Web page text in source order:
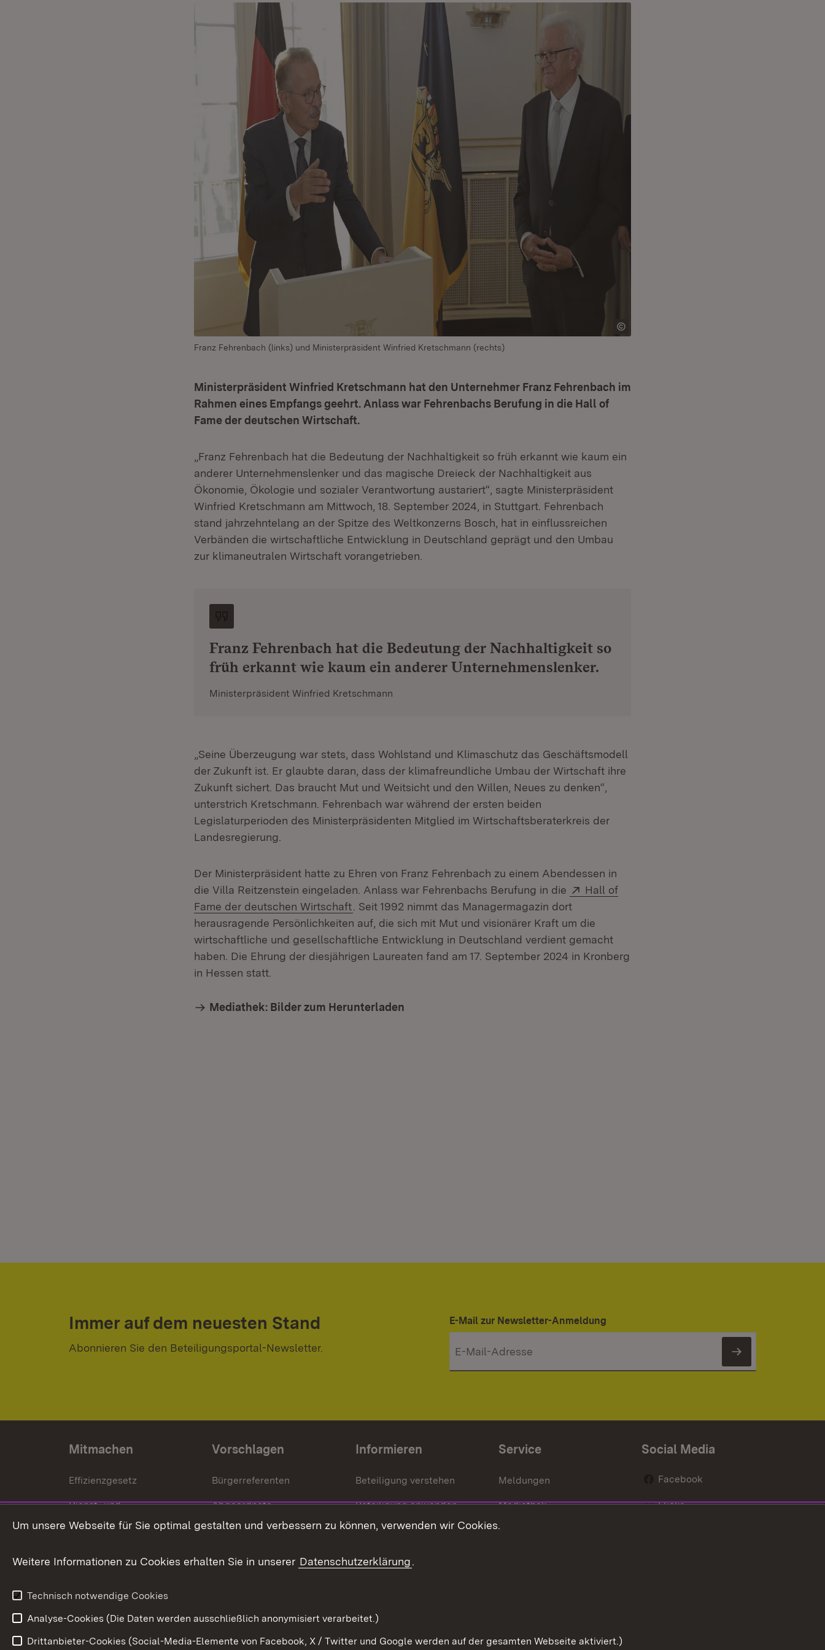
Franz Fehrenbach (links) und Ministerpräsident Winfried Kretschmann (rechts)
Ministerpräsident Winfried Kretschmann hat den Unternehmer Franz Fehrenbach im
Rahmen eines Empfangs geehrt. Anlass war Fehrenbachs Berufung in die Hall of
Fame der deutschen Wirtschaft.
„Franz Fehrenbach hat die Bedeutung der Nachhaltigkeit so früh erkannt wie kaum ein
anderer Unternehmenslenker und das magische Dreieck der Nachhaltigkeit aus
Ökonomie, Ökologie und sozialer Verantwortung austariert“, sagte Ministerpräsident
Winfried Kretschmann am Mittwoch, 18. September 2024, in Stuttgart. Fehrenbach
stand jahrzehntelang an der Spitze des Weltkonzerns Bosch, hat in einflussreichen
Verbänden die wirtschaftliche Entwicklung in Deutschland geprägt und den Umbau
zur klimaneutralen Wirtschaft vorangetrieben.
Franz Fehrenbach hat die Bedeutung der Nachhaltigkeit so
früh erkannt wie kaum ein anderer Unternehmenslenker.
Ministerpräsident Winfried Kretschmann
„Seine Überzeugung war stets, dass Wohlstand und Klimaschutz das Geschäftsmodell
der Zukunft ist. Er glaubte daran, dass der klimafreundliche Umbau der Wirtschaft ihre
Zukunft sichert. Das braucht Mut und Weitsicht und den Willen, Neues zu denken“,
unterstrich Kretschmann. Fehrenbach war während der ersten beiden
Legislaturperioden des Ministerpräsidenten Mitglied im Wirtschaftsberaterkreis der
Landesregierung.
Der Ministerpräsident hatte zu Ehren von Franz Fehrenbach zu einem Abendessen in
die Villa Reitzenstein eingeladen. Anlass war Fehrenbachs Berufung in die
Extern:
Hall of
Fame der deutschen Wirtschaft (Öffnet in neuem Fenster)
. Seit 1992 nimmt das Managermagazin dort
herausragende Persönlichkeiten auf, die sich mit Mut und visionärer Kraft um die
wirtschaftliche und gesellschaftliche Entwicklung in Deutschland verdient gemacht
haben. Die Ehrung der diesjährigen Laureaten fand am 17. September 2024 in Kronberg
in Hessen statt.
Mediathek: Bilder zum Herunterladen
Immer auf dem neuesten Stand
Abonnieren Sie den Beteiligungsportal-Newsletter.
E-Mail zur Newsletter-Anmeldung
Newsletter
Mitmachen
Effizienzgesetz
Dienst- und
Versorgungsbezüge
Weitere
Vorschlagen
Bürgerreferenten
Abgeordnete
Bürgerbeauftragte
Informieren
Beteiligung verstehen
Beteiligung anwenden
Beteiligung stärken
Service
Meldungen
Mediathek
Publikationen
Social Media
Facebook
Flickr
Um unsere Webseite für Sie optimal gestalten und verbessern zu können, verwenden wir Cookies.
Weitere Informationen zu Cookies erhalten Sie in unserer Datenschutzerklärung.
Technisch notwendige Cookies
Analyse-Cookies (Die Daten werden ausschließlich anonymisiert verarbeitet.)
Drittanbieter-Cookies (Social-Media-Elemente von Facebook, X / Twitter und Google werden auf der gesamten Webseite aktiviert.)